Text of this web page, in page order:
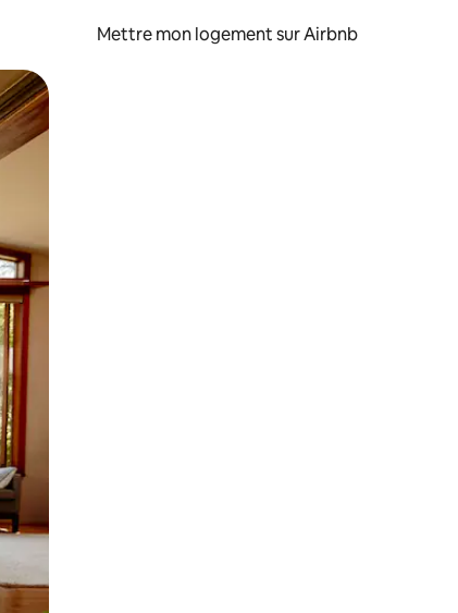
Mettre mon logement sur Airbnb